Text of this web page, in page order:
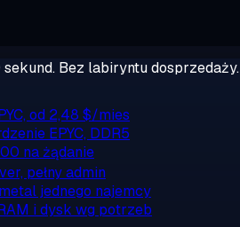
Bez labiryntu dosprzedaży.
od 2,48 $/mies
EPYC, DDR5
na żądanie
pełny admin
jednego najemcy
i dysk wg potrzeb